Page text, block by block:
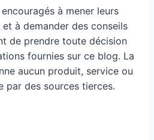
à mener leurs
à demander des conseils
de prendre toute décision
fournies sur ce blog. La
aucun produit, service ou
par des sources tierces.